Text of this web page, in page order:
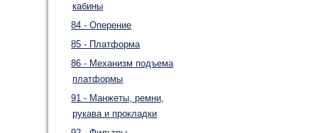
кабины
84 - Оперение
85 - Платформа
86 - Механизм подъема
платформы
91 - Манжеты, ремни,
рукава и прокладки